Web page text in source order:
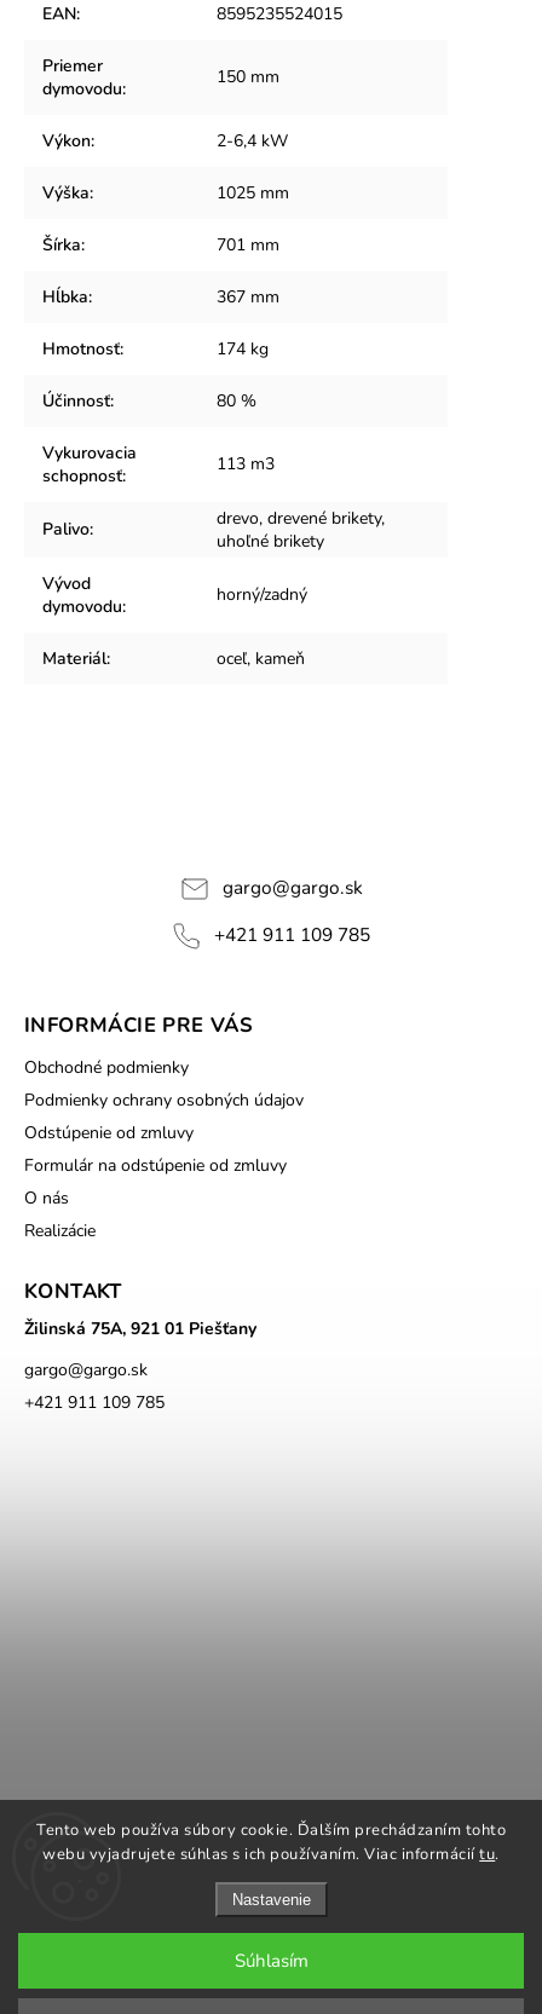
Tento web používa súbory cookie. Ďalším prechádzaním tohto
webu vyjadrujete súhlas s ich používaním. Viac informáciítu.
Nastavenie
Súhlasím
EAN: 8595235524015
Priemer
dymovodu:
150 mm
Výkon: 2-6,4 kW
Výška: 1025 mm
Šírka: 701 mm
Hĺbka: 367 mm
Hmotnosť: 174 kg
Účinnosť: 80 %
Vykurovacia
schopnosť:
113 m3
Palivo:
drevo, drevené brikety,
uhoľné brikety
Vývod
dymovodu:
horný/zadný
Materiál: oceľ, kameň
gargo@gargo.sk
+421 911 109 785
INFORMÁCIE PRE VÁS
Obchodné podmienky
Podmienky ochrany osobných údajov
Odstúpenie od zmluvy
Formulár na odstúpenie od zmluvy
O nás
Realizácie
KONTAKT
Žilinská 75A, 921 01 Piešťany
gargo@gargo.sk
+421 911 109 785
ROMOTOP Kachle a vložky
NAPOLEON grily
Copyright 2026GARGO plus. Všetky práva vyhradené.